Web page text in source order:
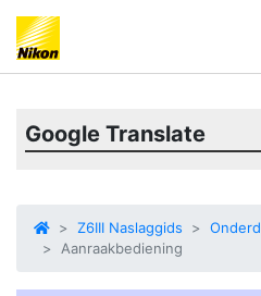
Google Translate
Z6III Naslaggids
Aanraakbediening